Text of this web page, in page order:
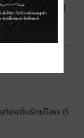
ศ. 2569–2573)
ตรของแผ่นดิน
ท้องถิ่นรักษ์โลก ดี